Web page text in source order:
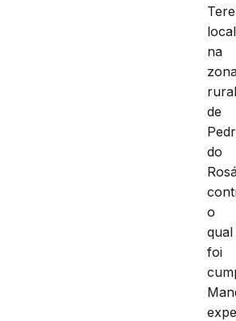
na
de
do
o
qual
foi